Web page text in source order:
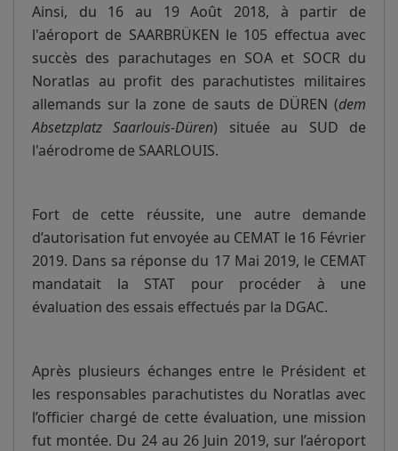
Ainsi, du 16 au 19 Août 2018, à partir de
l'aéroport de SAARBRÜKEN le 105 effectua avec
succès des parachutages en SOA et SOCR du
Noratlas au profit des parachutistes militaires
allemands sur la zone de sauts de DÜREN (dem
Absetzplatz Saarlouis-Düren) située au SUD de
l'aérodrome de SAARLOUIS.
Fort de cette réussite, une autre demande
d’autorisation fut envoyée au CEMAT le 16 Février
2019. Dans sa réponse du 17 Mai 2019, le CEMAT
mandatait la STAT pour procéder à une
évaluation des essais effectués par la DGAC.
Après plusieurs échanges entre le Président et
les responsables parachutistes du Noratlas avec
l’officier chargé de cette évaluation, une mission
fut montée. Du 24 au 26 Juin 2019, sur l’aéroport